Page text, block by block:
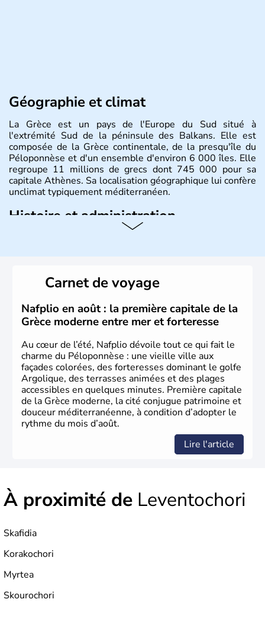
Géographie et climat
La Grèce est un pays de l'Europe du Sud situé à
l'extrémité Sud de la péninsule des Balkans. Elle est
composée de la Grèce continentale, de la presqu'île du
Péloponnèse et d'un ensemble d'environ 6 000 îles. Elle
regroupe 11 millions de grecs dont 745 000 pour sa
capitale Athènes. Sa localisation géographique lui confère
unclimat typiquement méditerranéen.
Histoire et administration
l'invention des Jeux Olympiques en 776 avant J.C. Le 25
mars 1820 sonne le début de la Guerre d'indépendance,
aujourd'hui date de la fête nationale grecque. La Grèce
est définitivement reconnue comme état indépendant à
partir de 1830.
Carnet de voyage
Nafplio en août : la première capitale de la
Grèce moderne entre mer et forteresse
Au cœur de l’été, Nafplio dévoile tout ce qui fait le
charme du Péloponnèse : une vieille ville aux
façades colorées, des forteresses dominant le golfe
Argolique, des terrasses animées et des plages
accessibles en quelques minutes. Première capitale
de la Grèce moderne, la cité conjugue patrimoine et
douceur méditerranéenne, à condition d’adopter le
rythme du mois d’août.
Lire l'article
À proximité de Leventochori
Skafidia
Korakochori
Myrtea
Skourochori